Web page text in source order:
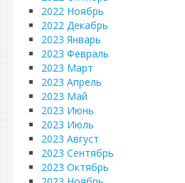
2022 Ноябрь
2022 Декабрь
2023 Январь
2023 Февраль
2023 Март
2023 Апрель
2023 Май
2023 Июнь
2023 Июль
2023 Август
2023 Сентябрь
2023 Октябрь